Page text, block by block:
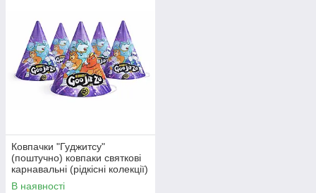
Ковпачки "Гуджитсу"
(поштучно) ковпаки святкові
карнавальні (рідкісні колекції)
малотиражн без напису
В наявності